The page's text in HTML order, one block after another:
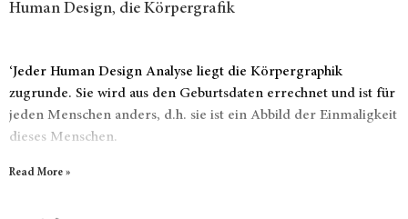
Human Design, die Körpergrafik
‘Jeder Human Design Analyse liegt die Körpergraphik
zugrunde. Sie wird aus den Geburtsdaten errechnet und ist für
jeden Menschen anders, d.h. sie ist ein Abbild der Einmaligkeit
dieses Menschen.
Read More »